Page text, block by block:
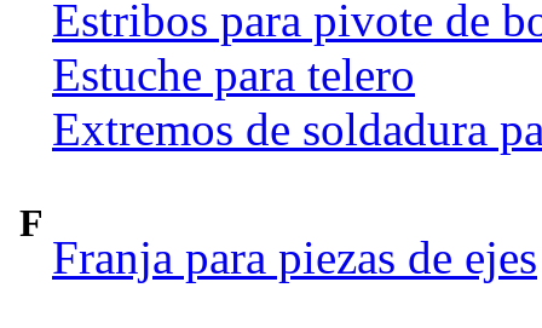
Estribos para pivote de
Estuche para telero
Extremos de soldadura
F
Franja para piezas de ejes